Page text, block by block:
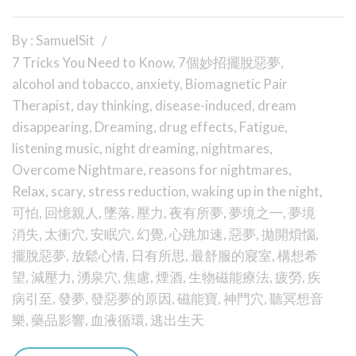
By : SamuelSit
7 Tricks You Need to Know, 7個妙招擺脫惡夢,
alcohol and tobacco, anxiety, Biomagnetic Pair
Therapist, day thinking, disease-induced, dream
disappearing, Dreaming, drug effects, Fatigue,
listening music, night dreaming, nightmares,
Overcome Nightmare, reasons for nightmares,
Relax, scary, stress reduction,waking up in the night,
可怕, 回憶親人 , 墜落, 壓力,夜有所夢,夢境之一,夢境
消失, 太衝穴, 安眠穴,幻覺,心跳加速, 惡夢,拋開煩惱,
擺脫惡夢, 放鬆心情, 日有所思,最舒服的寢室,構想希
望, 減壓力, 湧泉穴,焦慮,煙酒, 生物磁能療法,疲勞,疾
病引至, 發夢, 發惡夢的原因,磁能寶,神門穴,聽冥想音
樂,藥品影響, 血液循環, 逃出生天